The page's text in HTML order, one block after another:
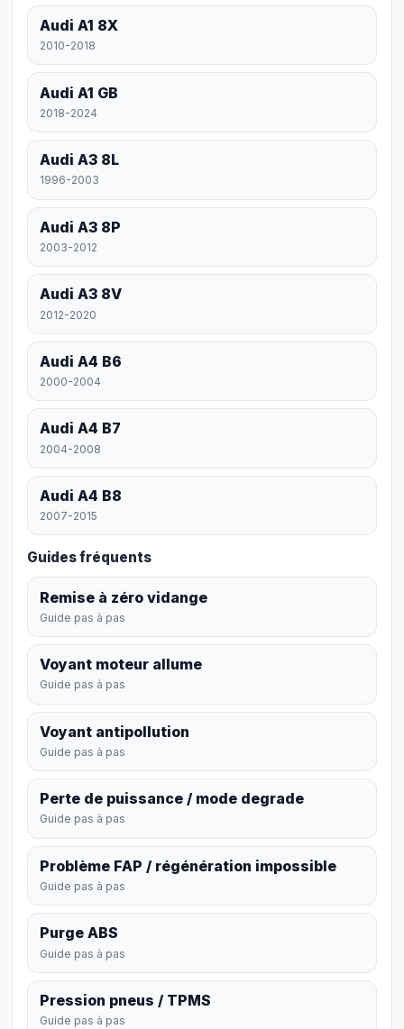
Audi A1 8X
2010-2018
Audi A1 GB
2018-2024
Audi A3 8L
1996-2003
Audi A3 8P
2003-2012
Audi A3 8V
2012-2020
Audi A4 B6
2000-2004
Audi A4 B7
2004-2008
Audi A4 B8
2007-2015
Guides fréquents
Remise à zéro vidange
Guide pas à pas
Voyant moteur allume
Guide pas à pas
Voyant antipollution
Guide pas à pas
Perte de puissance / mode degrade
Guide pas à pas
Problème FAP / régénération impossible
Guide pas à pas
Purge ABS
Guide pas à pas
Pression pneus / TPMS
Guide pas à pas